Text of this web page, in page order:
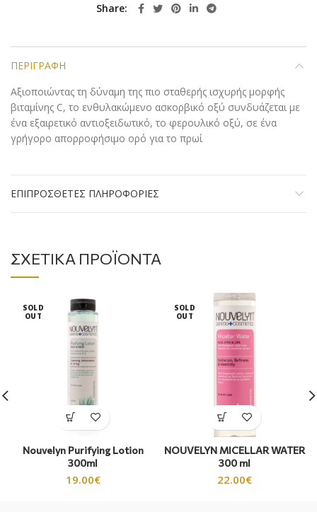
Share
ΠΕΡΙΓΡΑΦΉ
Αξιοποιώντας τη δύναμη της πιο σταθερής ισχυρής μορφής
βιταμίνης C, το ενθυλακώμενο ασκορβικό οξύ συνδυάζεται με
ένα εξαιρετικό αντιοξειδωτικό, το φερουλικό οξύ, σε ένα
γρήγορο απορροφήσιμο ορό για το πρωί
ΕΠΙΠΡΌΣΘΕΤΕΣ ΠΛΗΡΟΦΟΡΊΕΣ
ΣΧΕΤΙΚΆ ΠΡΟΪΌΝΤΑ
SOLD
OUT
Nouvelyn Purifying Lotion
300ml
19.00€
SOLD
OUT
NOUVELYN MICELLAR WATER
300 ml
22.00€